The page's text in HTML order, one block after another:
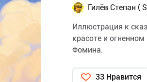
Гилёв Степан (
Иллюстрация к
красоте и
Фомина.
33 Нравится